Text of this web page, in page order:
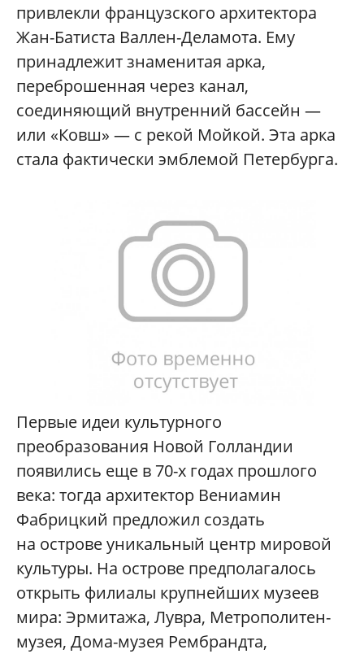
привлекли французского архитектора
Жан-Батиста Валлен-Деламота. Ему
принадлежит знаменитая арка,
переброшенная через канал,
соединяющий внутренний бассейн —
или «Ковш» — с рекой Мойкой. Эта арка
стала фактически эмблемой Петербурга.
Первые идеи культурного
преобразования Новой Голландии
появились еще в 70-х годах прошлого
века: тогда архитектор Вениамин
Фабрицкий предложил создать
на острове уникальный центр мировой
культуры. На острове предполагалось
открыть филиалы крупнейших музеев
мира: Эрмитажа, Лувра, Метрополитен-
музея, Дома-музея Рембрандта,